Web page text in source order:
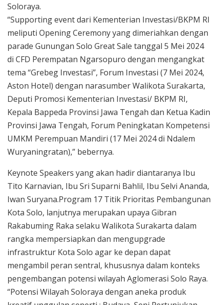
Soloraya.
“Supporting event dari Kementerian Investasi/BKPM RI
meliputi Opening Ceremony yang dimeriahkan dengan
parade Gunungan Solo Great Sale tanggal 5 Mei 2024
di CFD Perempatan Ngarsopuro dengan mengangkat
tema “Grebeg Investasi”, Forum Investasi (7 Mei 2024,
Aston Hotel) dengan narasumber Walikota Surakarta,
Deputi Promosi Kementerian Investasi/ BKPM RI,
Kepala Bappeda Provinsi Jawa Tengah dan Ketua Kadin
Provinsi Jawa Tengah, Forum Peningkatan Kompetensi
UMKM Perempuan Mandiri (17 Mei 2024 di Ndalem
Wuryaningratan),” bebernya.
Keynote Speakers yang akan hadir diantaranya Ibu
Tito Karnavian, Ibu Sri Suparni Bahlil, Ibu Selvi Ananda,
Iwan Suryana.Program 17 Titik Prioritas Pembangunan
Kota Solo, lanjutnya merupakan upaya Gibran
Rakabuming Raka selaku Walikota Surakarta dalam
rangka mempersiapkan dan mengupgrade
infrastruktur Kota Solo agar ke depan dapat
mengambil peran sentral, khususnya dalam konteks
pengembangan potensi wilayah Aglomerasi Solo Raya.
“Potensi Wilayah Soloraya dengan aneka produk